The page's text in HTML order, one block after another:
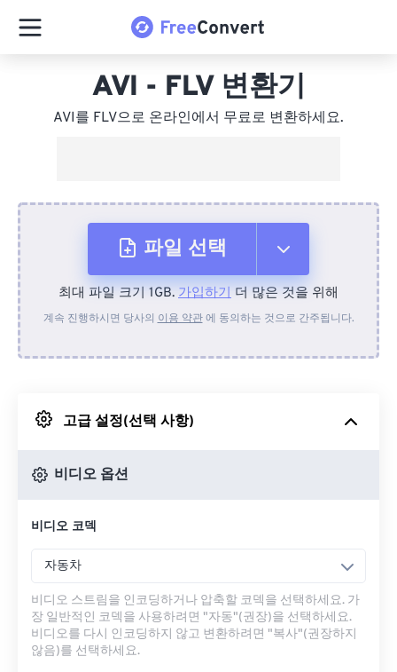
AVI - FLV 변환기
AVI를 FLV으로 온라인에서 무료로 변환하세요.
파일 선택
장치에서
Google 드라이브에서
최대 파일 크기 1GB. 가입하기 더 많은 것을 위해
계속 진행하시면 당사의 이용 약관에 동의하는 것으로 간주됩니다.
고급 설정(선택 사항)
비디오 옵션
비디오 코덱
자동차
비디오 스트림을 인코딩하거나 압축할 코덱을 선택하세요. 가
장 일반적인 코덱을 사용하려면 "자동"(권장)을 선택하세요.
비디오를 다시 인코딩하지 않고 변환하려면 "복사"(권장하지
않음)를 선택하세요.